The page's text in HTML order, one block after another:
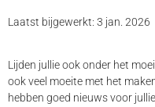
Laatst bijgewerkt: 3 jan. 2026
Lijden jullie ook onder het
ook veel moeite met het
hebben goed nieuws voor